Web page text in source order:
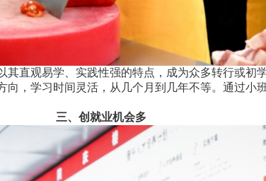
直观易学、实践性强的特点，成为众多转行或初学
学习时间灵活，从几个月到几年不等。通过小
三、创就业机会多